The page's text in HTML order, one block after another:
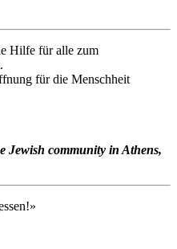
Hilfe für alle zum
für die Menschheit
Jewish community in Athens,